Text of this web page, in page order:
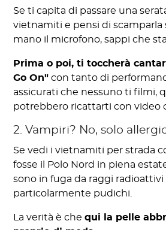
Se ti capita di passare una
vietnamiti e pensi di scamparla
mano il microfono, sappi che
Prima o poi, ti toccherà
Go On" con tanto di
assicurati che nessuno ti filmi,
potrebbero ricattarti con video
2. Vampiri? No, solo
Se vedi i vietnamiti per strada
fosse il Polo Nord in piena
sono in fuga da raggi
particolarmente pudichi.
La verità è chequi la pelle